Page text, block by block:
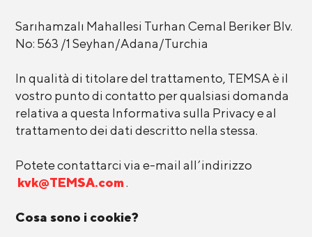
Sarıhamzalı Mahallesi Turhan Cemal Beriker Blv.
No: 563 /1 Seyhan/Adana/Turchia
In qualità di titolare del trattamento, TEMSA è il
vostro punto di contatto per qualsiasi domanda
relativa a questa Informativa sulla Privacy e al
trattamento dei dati descritto nella stessa.
Potete contattarci via e-mail all’indirizzo
kvk@TEMSA.com.
Cosa sono i cookie?